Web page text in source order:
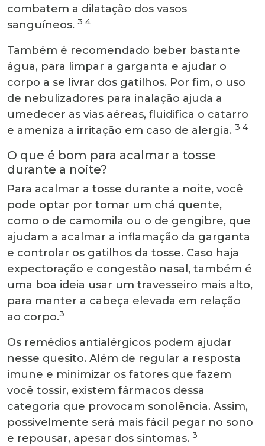
combatem a dilatação dos vasos
sanguíneos. 3 4
Também é recomendado beber bastante
água, para limpar a garganta e ajudar o
corpo a se livrar dos gatilhos. Por fim, o uso
de nebulizadores para inalação ajuda a
umedecer as vias aéreas, fluidifica o catarro
e ameniza a irritação em caso de alergia. 3 4
O que é bom para acalmar a tosse
durante a noite?
Para acalmar a tosse durante a noite, você
pode optar por tomar um chá quente,
como o de camomila ou o de gengibre, que
ajudam a acalmar a inflamação da garganta
e controlar os gatilhos da tosse. Caso haja
expectoração e congestão nasal, também é
uma boa ideia usar um travesseiro mais alto,
para manter a cabeça elevada em relação
ao corpo.3
Os remédios antialérgicos podem ajudar
nesse quesito. Além de regular a resposta
imune e minimizar os fatores que fazem
você tossir, existem fármacos dessa
categoria que provocam sonolência. Assim,
possivelmente será mais fácil pegar no sono
e repousar, apesar dos sintomas. 3